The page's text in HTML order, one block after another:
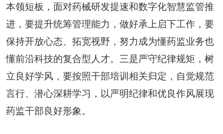
本领短板，面对药械研发提速和数字化智慧监管推
进，要提升统筹管理能力，做好承上启下工作，要
保持开放心态、拓宽视野，努力成为懂药监业务也
懂前沿科技的复合型人才。三是严守纪律规矩，树
立良好学风，要按照干部培训相关归定，自觉规范
言行、潜心深耕学习，以严明纪律和优良作风展现
药监干部良好形象。